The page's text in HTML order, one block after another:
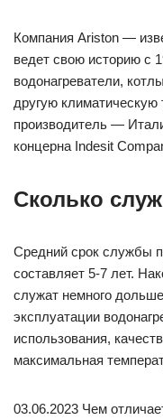
Компания Ariston —
ведет свою историю с
водонагреватели,
другую климатическую
производитель —
концерна Indesit
Сколько
Средний срок службы
составляет 5-7 лет.
служат немного
эксплуатации
использования,
максимальная
03.06.2023 Чем